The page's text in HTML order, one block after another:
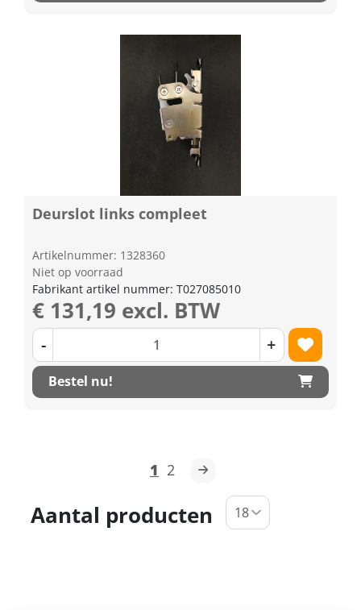
Deurslot links compleet
Artikelnummer: 1328360
Niet op voorraad
Fabrikant artikel nummer: T027085010
€ 131,19 excl. BTW
- +
Bestel nu!
1 2
Aantal producten